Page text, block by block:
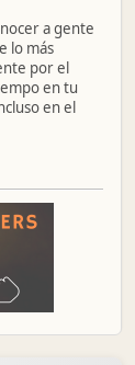
a gente
lo más
por el
en tu
en el